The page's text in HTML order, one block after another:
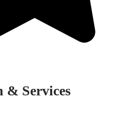
& Services